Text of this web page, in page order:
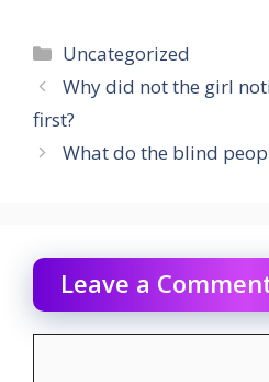
Categories
Uncategorized
Why did not the girl
first?
What do the blind
Leave a